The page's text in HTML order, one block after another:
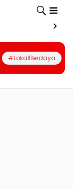
#LokalBerdaya